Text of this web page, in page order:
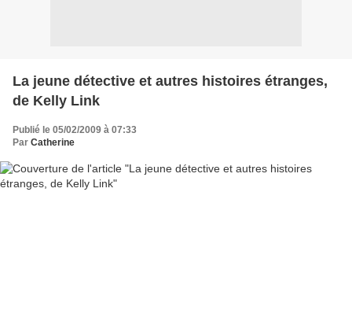
La jeune détective et autres histoires étranges,
de Kelly Link
Publié le 05/02/2009 à 07:33
Par Catherine